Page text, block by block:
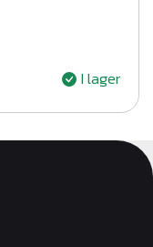
I lager